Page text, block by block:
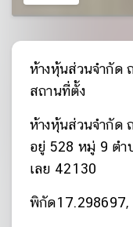
ห้างหุ้นส่วนจำกัด
สถานที่ตั้ง
ห้างหุ้นส่วนจำกัด
อยู่ 528 หมู่ 9 ตำ
เลย 42130
พิกัด